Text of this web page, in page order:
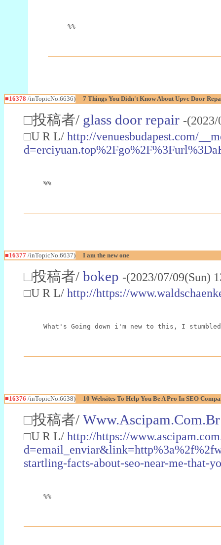
%%
■16378 /inTopicNo.6636) 7 Things You Didn't Know About Upvc Door
□投稿者/ glass door repair -
□U R L/ http://venuesbudapest.com/
%%
■16377 /inTopicNo.6637) I am the new one
□投稿者/ bokep -(2023/07/09(Sun)
□U R L/ http://https://
What's Going down i'm new to this, I
■16376 /inTopicNo.6638) 10 Websites To Help You Be A Pro In SEO
□投稿者/ Www.Ascipam.Com.Br
□U R L/ http://https://
startling-facts-about-seo-near-me-that-
%%